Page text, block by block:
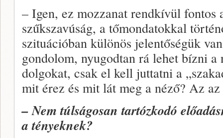
– Igen, ez mozzanat rendkívül fontos
szűkszavúság, a tőmondatokkal
szituációban különös jelentőségük
gondolom, nyugodtan rá lehet bízni a
dolgokat, csak el kell juttatni a
mit érez és mit lát meg a néző? Az
– Nem túlságosan tartózkodó
a tényeknek?